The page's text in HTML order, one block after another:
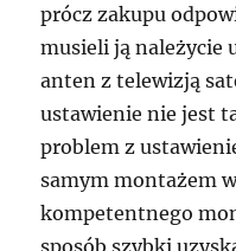
prócz zakupu
musieli ją należycie
anten z telewizją
ustawienie nie jest
problem z
samym montażem
kompetentnego